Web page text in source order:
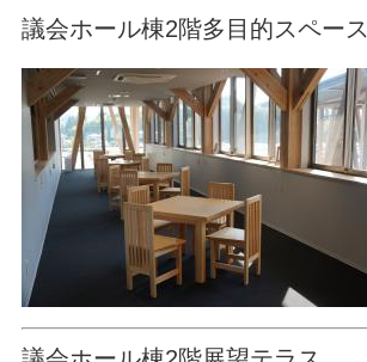
議会ホール棟2階多目的スペース